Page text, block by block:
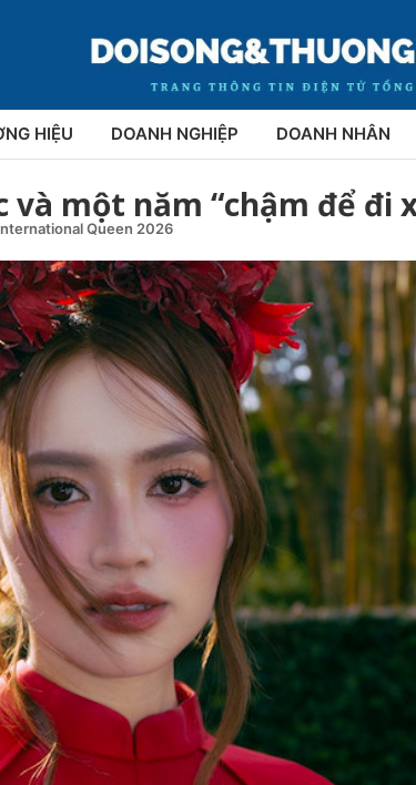
HIỆU DOANH NGHIỆP DOANH NHÂN
một năm “chậm để đi
Queen 2026